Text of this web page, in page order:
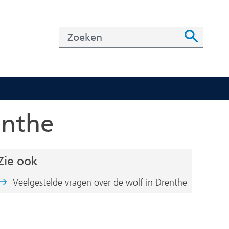
Z
e
Zoeken
ook
Veelgestelde vragen over de wolf in Drenthe